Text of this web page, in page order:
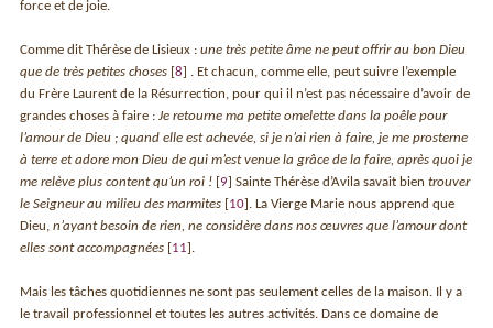
force et de joie.
Comme dit Thérèse de Lisieux :une très petite âme ne peut offrir au bon Dieu
que de très petites choses [8
. Et chacun, comme elle, peut suivre l’exemple
du Frère Laurent de la Résurrection, pour qui il n’est pas nécessaire d’avoir de
grandes choses à faire :Je retourne ma petite omelette dans la poêle pour
l’amour de Dieu ; quand elle est achevée, si je n’ai rien à faire, je me prosterne
à terre et adore mon Dieu de qui m’est venue la grâce de la faire, après quoi je
me relève plus content qu’un roi ! [9 Sainte Thérèse d’Avila savait bientrouver
le Seigneur au milieu des marmites
10 . La Vierge Marie nous apprend que
Dieu,n’ayant besoin de rien, ne considère dans nos œuvres que l’amour dont
elles sont accompagnées
11 .
Mais les tâches quotidiennes ne sont pas seulement celles de la maison. Il y a
le travail professionnel et toutes les autres activités. Dans ce domaine de